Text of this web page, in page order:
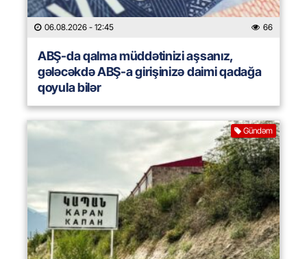
06.08.2026 - 12:45 66
ABŞ-da qalma müddətinizi aşsanız,
gələcəkdə ABŞ-a girişinizə daimi qadağa
qoyula bilər
Gündəm